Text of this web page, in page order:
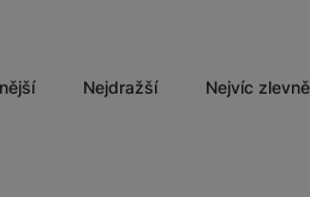
Nejdražší Nejvíc